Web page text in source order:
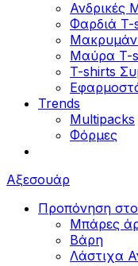
Ανδρικές
Φαρδιά T-
Μαύρα T-
T-shirts
Trends
Multipacks
Φόρμες
Αξεσουάρ
Προπόνηση στο
Μπάρες
Βάρη
Λάστιχα